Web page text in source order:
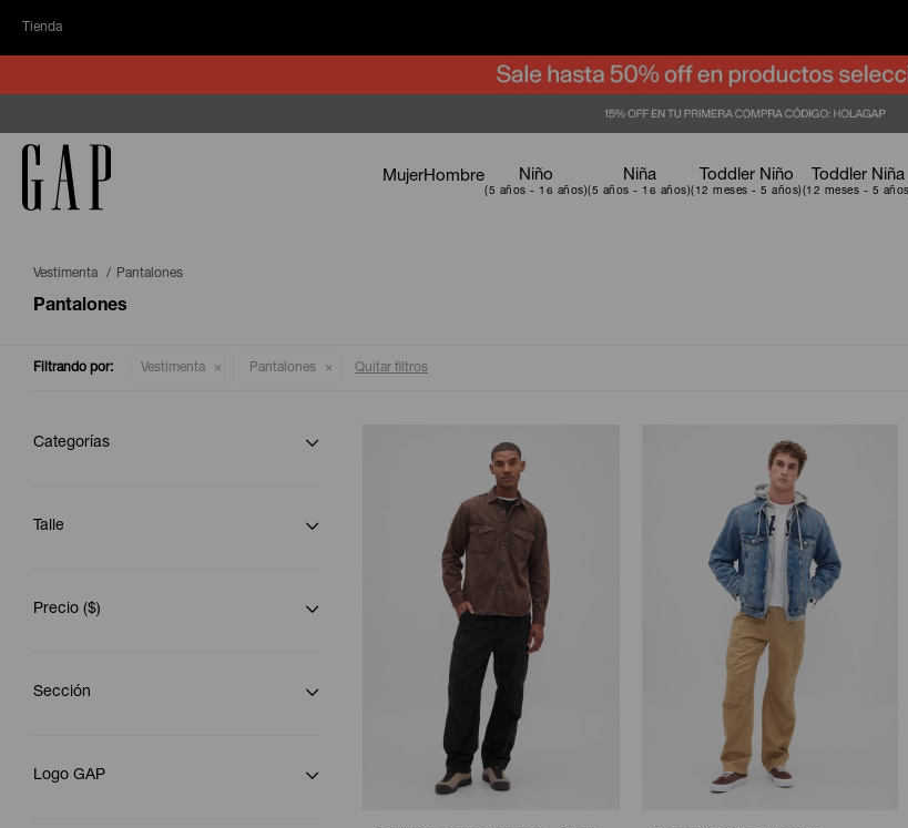
Tienda
MujerHombre Niño Niña Toddler Niño Toddler Niña
Vestimenta Pantalones
Pantalones
Filtrando por: Vestimenta Pantalones Quitar filtros
Categorías
Talle
Precio ($)
Sección
Logo GAP